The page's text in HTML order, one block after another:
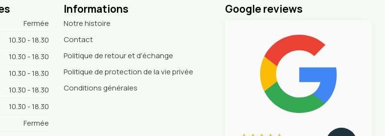
Fermée
10.30 - 18.30
10.30 - 18.30
10.30 - 18.30
10.30 - 18.30
10.30 - 18.30
Fermée
Informations
Notre histoire
Contact
Politique de retour et d'échange
Politique de protection de la vie privée
Conditions générales
Google reviews